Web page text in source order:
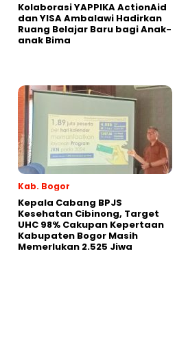
Kolaborasi YAPPIKA ActionAid
dan YISA Ambalawi Hadirkan
Ruang Belajar Baru bagi Anak-
anak Bima
Kab. Bogor
Kepala Cabang BPJS
Kesehatan Cibinong, Target
UHC 98% Cakupan Kepertaan
Kabupaten Bogor Masih
Memerlukan 2.525 Jiwa